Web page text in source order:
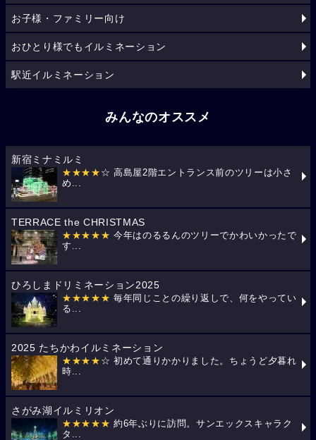
お子様・ファミリー向け
おひとり様でもイルミネーション
駅近イルミネーション
みんなのオススメ
新宿ミナミルミ
★★★★ ☆ 高島屋2階エントランス前のツリーは小さ
め...
TERRACE the CHRISTMAS
★★★★★ 今年はのるるんのツリーでかわいかったで
す...
ひろしまドリミネーション2025
★★★★★ 毎年同じことの繰り返しで、何をやってい
る...
2025 たちかわイルミネーション
★★★★ ☆ 初めて通りかかりました。ちょうど夕暮れ
時...
さがみ湖イルミリオン
★★★★★ 約6年ぶりに訪問。サンエックスキャラク
タ...